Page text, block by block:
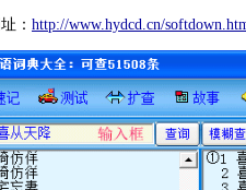
： http://www.hydcd.cn/